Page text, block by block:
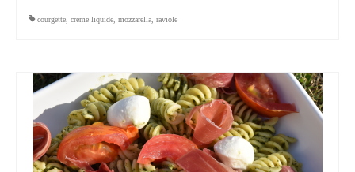
courgette creme liquide mozzarella raviole